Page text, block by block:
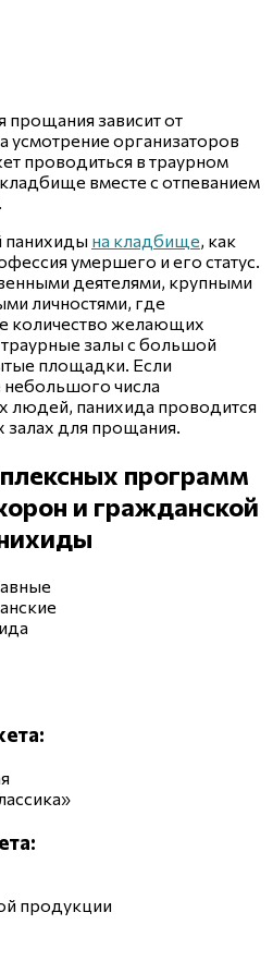
зависит от
усмотрение организаторов
проводиться в траурном
вместе с отпеванием
панихиды на кладбище, как
умершего и его статус.
деятелями, крупными
личностями, где
количество желающих
залы с большой
площадки. Если
небольшого числа
людей, панихида проводится
для прощания.
программ
и гражданской
продукции